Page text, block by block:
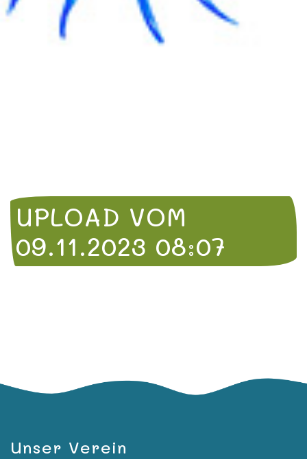
UPLOAD VOM
09.11.2023 08:07
Unser Verein